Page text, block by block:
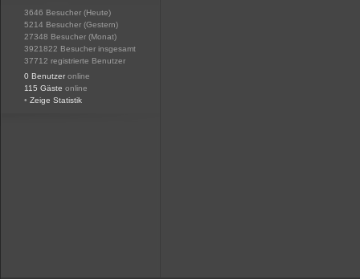
3646 Besucher (Heute)
5214 Besucher (Gestern)
27348 Besucher (Monat)
3921822 Besucher insgesamt
37712 registrierte Benutzer
0 Benutzer online
115 Gäste online
• Zeige Statistik